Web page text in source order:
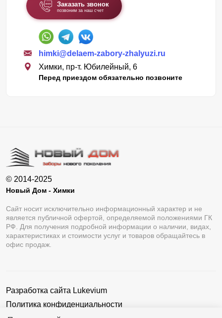
Заказать звонок
позвоним за наш счет
himki@delaem-zabory-zhalyuzi.ru
Химки, пр-т. Юбилейный, 6
Перед приездом обязательно позвоните
© 2014-2025
Новый Дом - Химки
Сайт носит исключительно информационный характер и не
является публичной офертой, определяемой положениями ГК
РФ. Для получения подробной информации о наличии, видах,
характеристиках и стоимости услуг и товаров обращайтесь в
офис продаж.
Разработка сайта Lukevium
Политика конфиденциальности
Пользовательское соглашение